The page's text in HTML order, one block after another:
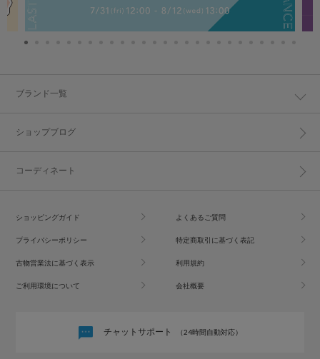
ブランド一覧
ショップブログ
コーディネート
ショッピングガイド よくあるご質問
プライバシーポリシー 特定商取引に基づく表記
古物営業法に基づく表示 利用規約
ご利用環境について 会社概要
チャットサポート （24時間自動対応）